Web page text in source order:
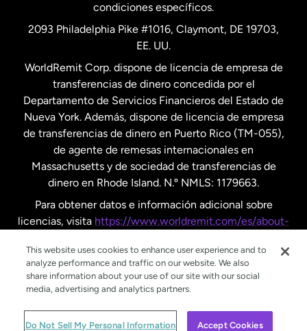
Países Bajos
Suecia
condiciones específicos.
2093 Philadelphia Pike #1016, Claymont, DE 19703,
EE. UU.
WorldRemit Corp. dispone de licencia de empresa de
transferencias de dinero concedida por el
Departamento de Servicios Financieros del Estado de
Nueva York. Además, dispone de licencia de empresa
de transferencias de dinero en Puerto Rico (TM-055),
de agente de remesas internacionales en
Massachusetts y de sociedad de transferencias de
dinero en Rhode Island. N.º NMLS: 1179663.
Para obtener datos e información adicional sobre
licencias, visita https://www.worldremit.com/es/about-
© WorldRemit 2024
This website uses cookies to enhance user experience and to
analyze performance and traffic on our website. We also
share information about your use of our site with our social
media, advertising and analytics partners.
Do Not Sell My Personal Information Accept Cookies